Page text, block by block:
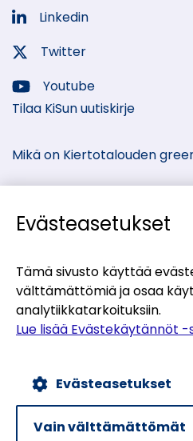
Sosiaalinen
media:
Linkedin
Sosiaalinen
media:
Twitter
Sosiaalinen
media:
Youtube
Tilaa KiSun uutiskirje
Mikä on Kiertotalouden
Materiaalitori(siirryt
toiseen
Teollisten symbioosien
Evästekäytännöt
Evästeasetukset
Tämä sivusto käyttää
välttämättömiä ja osaa
analytiikkatarkoituksiin.
Lue lisää Evästekäytännöt -
Evästeasetukset
Vain välttämättömät